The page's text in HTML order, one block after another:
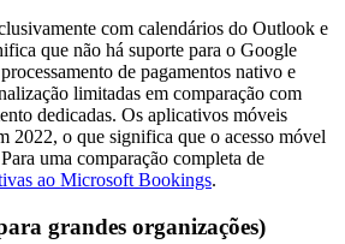
com calendários do Outlook e
que não há suporte para o Google
de pagamentos nativo e
limitadas em comparação com
dedicadas. Os aplicativos móveis
2022, o que significa que o acesso móvel
uma comparação completa de
ao Microsoft Bookings.
grandes organizações)